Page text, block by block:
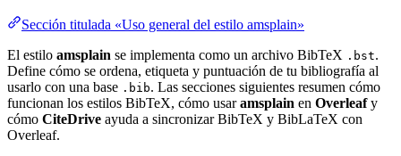
Sección titulada «Uso general del estilo amsplain»
El estilo amsplain se implementa como un archivo BibTeX .bst.
Define cómo se ordena, etiqueta y puntuación de tu bibliografía al
usarlo con una base .bib. Las secciones siguientes resumen cómo
funcionan los estilos BibTeX, cómo usaramsplain en Overleafy
cómo CiteDrive ayuda a sincronizar BibTeX y BibLaTeX con
Overleaf.